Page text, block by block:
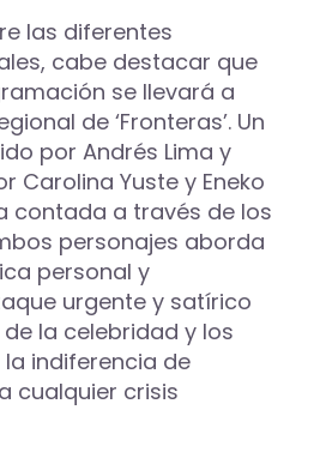
las diferentes
cabe destacar que
se llevará a
de ‘Fronteras’. Un
por Andrés Lima y
Carolina Yuste y Eneko
contada a través de los
personajes aborda
personal y
urgente y satírico
la celebridad y los
indiferencia de
cualquier crisis